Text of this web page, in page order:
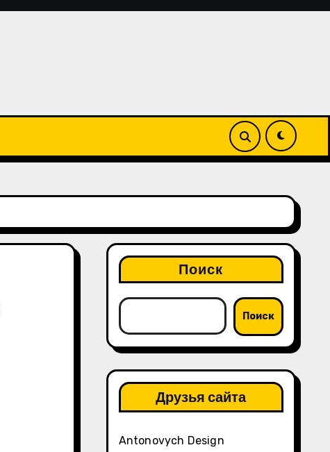
Поиск
Поиск
Друзья сайта
Antonovych Design